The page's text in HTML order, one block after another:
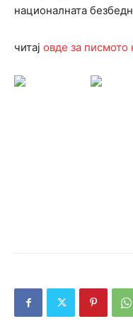
националната
читај овде за писмото